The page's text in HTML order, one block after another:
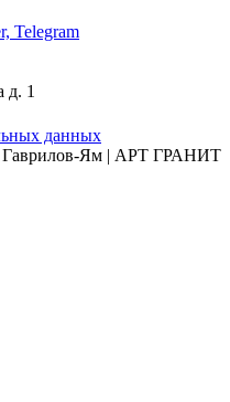
Telegram
д. 1
данных
Гаврилов-Ям | АРТ ГРАНИТ